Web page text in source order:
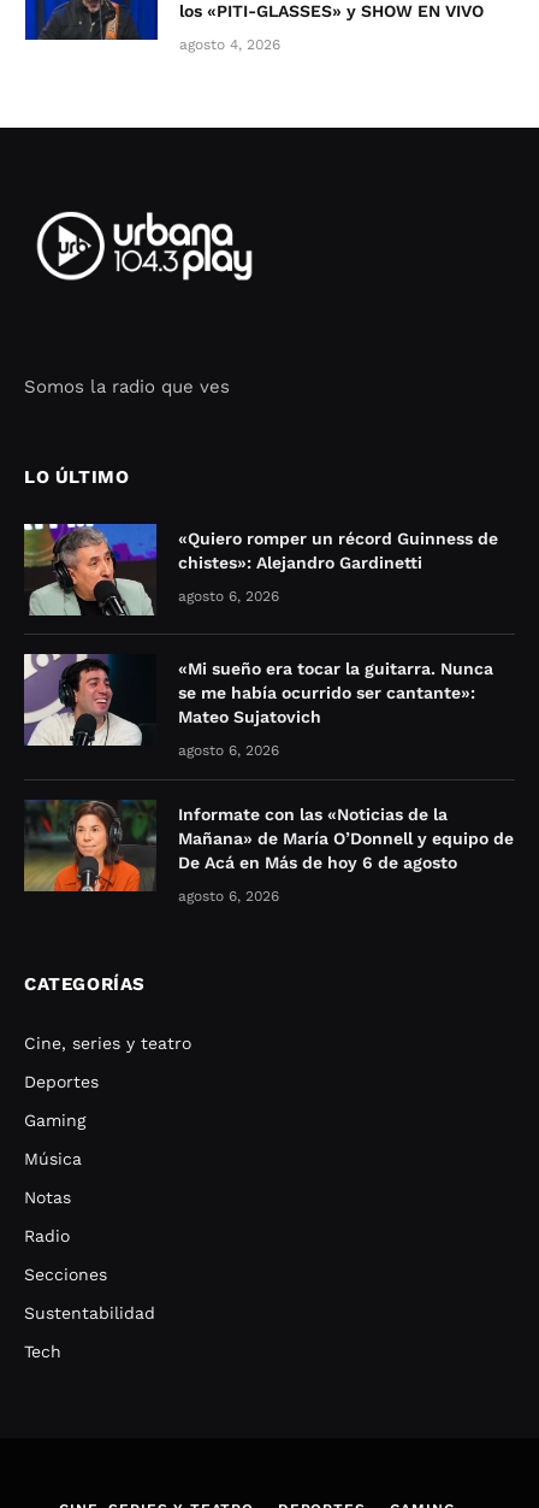
los «PITI-GLASSES» y SHOW EN VIVO
agosto 4, 2026
Somos la radio que ves
LO ÚLTIMO
«Quiero romper un récord Guinness de
chistes»: Alejandro Gardinetti
agosto 6, 2026
«Mi sueño era tocar la guitarra. Nunca
se me había ocurrido ser cantante»:
Mateo Sujatovich
agosto 6, 2026
Informate con las «Noticias de la
Mañana» de María O’Donnell y equipo de
De Acá en Más de hoy 6 de agosto
agosto 6, 2026
CATEGORÍAS
Cine, series y teatro
Deportes
Gaming
Música
Notas
Radio
Secciones
Sustentabilidad
Tech